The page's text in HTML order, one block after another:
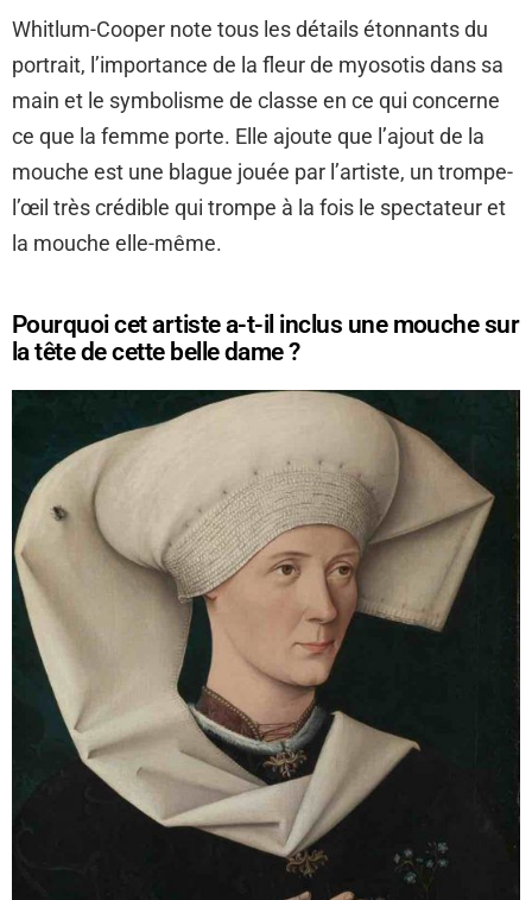
Whitlum-Cooper note tous les détails étonnants du
portrait, l’importance de la fleur de myosotis dans sa
main et le symbolisme de classe en ce qui concerne
ce que la femme porte. Elle ajoute que l’ajout de la
mouche est une blague jouée par l’artiste, un trompe-
l’œil très crédible qui trompe à la fois le spectateur et
la mouche elle-même.
Pourquoi cet artiste a-t-il inclus une mouche sur
la tête de cette belle dame ?